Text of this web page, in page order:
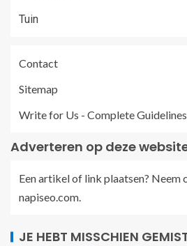
Tuin
Contact
Sitemap
Write for Us - Complete Guidelines
Adverteren op deze
Een artikel of link plaatsen? Neem
napiseo.com
JE HEBT MISSCHIEN